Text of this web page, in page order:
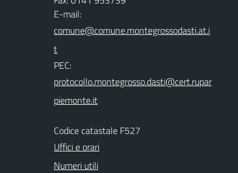
E-mail:
PEC:
Codice catastale F527
Uffici e orari
Numeri utili